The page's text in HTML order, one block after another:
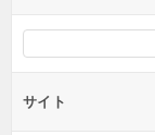
サイト